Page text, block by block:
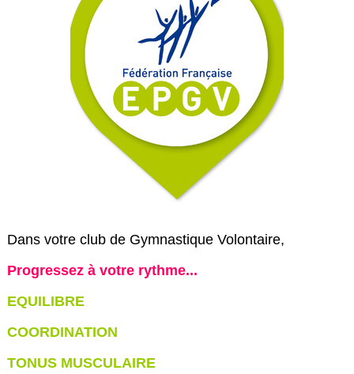
Dans votre club de Gymnastique Volontaire,
Progressez à votre rythme...
EQUILIBRE
COORDINATION
TONUS MUSCULAIRE